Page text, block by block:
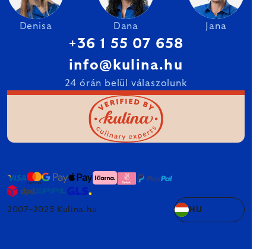
Denisa Dana Jana
+36 1 55 07 658
info@kulina.hu
24 órán belül válaszolunk
2007–2025 Kulina.hu HU